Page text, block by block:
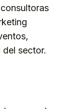
sector.